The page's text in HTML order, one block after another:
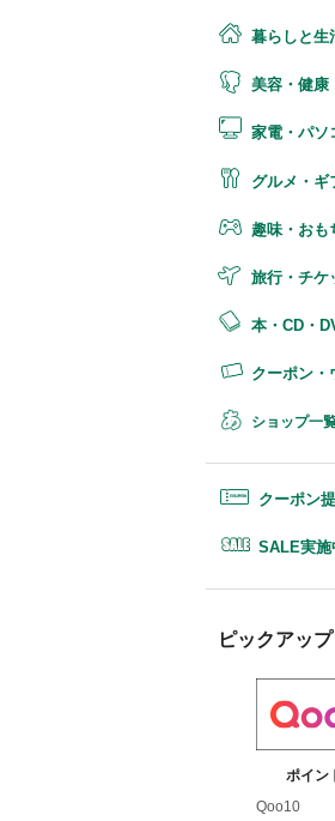
暮らしと生
美容・健康
家電・パソ
グルメ・ギ
趣味・おも
旅行・チケ
本・CD・
クーポン・
ショップ一
クーポン
SALE実施
ピックアップ
ポイン
Qoo10